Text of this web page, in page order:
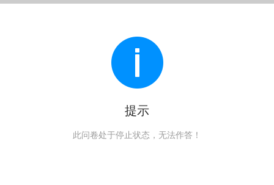
提示
此问卷处于停止状态，无法作答！